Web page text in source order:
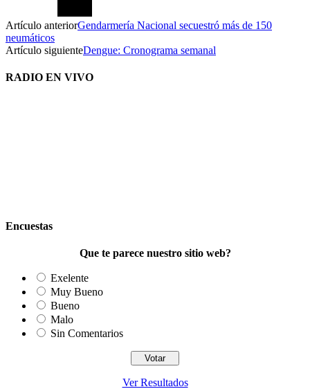
Artículo anteriorGendarmería Nacional secuestró más de 150
neumáticos
Artículo siguienteDengue: Cronograma semanal
RADIO EN VIVO
Encuestas
Que te parece nuestro sitio web?
Exelente
Muy Bueno
Bueno
Malo
Sin Comentarios
Ver Resultados